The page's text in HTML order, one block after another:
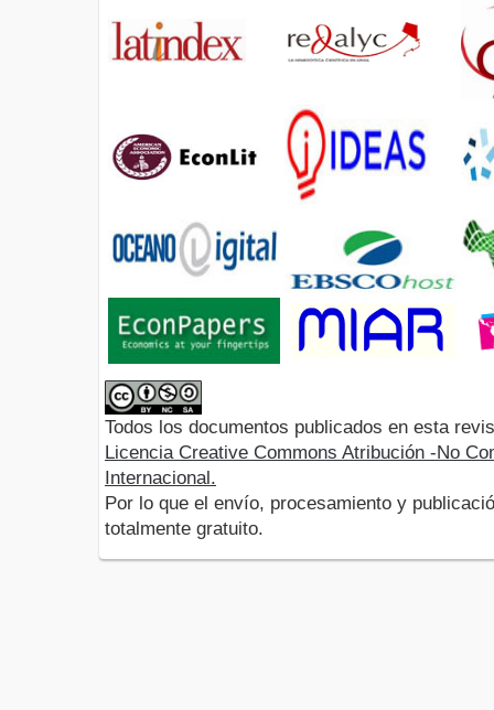
Todos los documentos publicados en esta
Licencia Creative Commons Atribución -No
Internacional.
Por lo que el envío, procesamiento y
totalmente gratuito.